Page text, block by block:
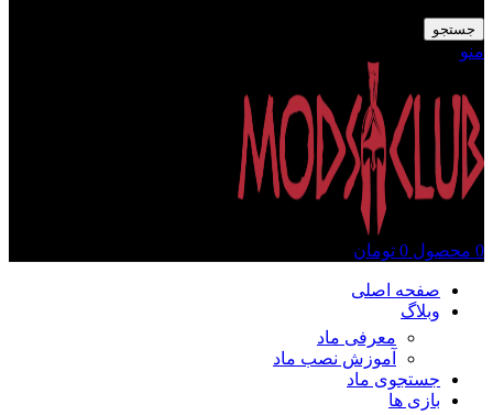
جستجو
منو
0 محصول 0 تومان
صفحه اصلی
وبلاگ
معرفی ماد
آموزش نصب ماد
جستجوی ماد
بازی ها